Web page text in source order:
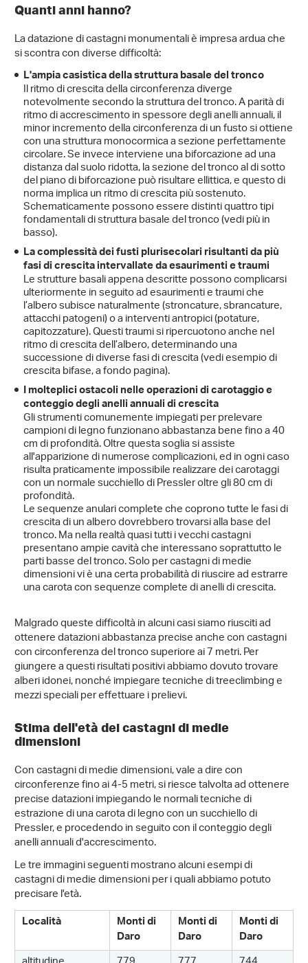
Quanti anni hanno?
La datazione di castagni monumentali è impresa ardua che
si scontra con diverse difficoltà:
L'ampia casistica della struttura basale del tronco
Il ritmo di crescita della circonferenza diverge
notevolmente secondo la struttura del tronco. A parità di
ritmo di accrescimento in spessore degli anelli annuali, il
minor incremento della circonferenza di un fusto si ottiene
con una struttura monocormica a sezione perfettamente
circolare. Se invece interviene una biforcazione ad una
distanza dal suolo ridotta, la sezione del tronco al di sotto
del piano di biforcazione può risultare ellittica, e questo di
norma implica un ritmo di crescita più sostenuto.
Schematicamente possono essere distinti quattro tipi
fondamentali di struttura basale del tronco (vedi più in
basso).
La complessità dei fusti plurisecolari risultanti da più
fasi di crescita intervallate da esaurimenti e traumi
Le strutture basali appena descritte possono complicarsi
ulteriormente in seguito ad esaurimenti e traumi che
l’albero subisce naturalmente (stroncature, sbrancature,
attacchi patogeni) o a interventi antropici (potature,
capitozzature). Questi traumi si ripercuotono anche nel
ritmo di crescita dell’albero, determinando una
successione di diverse fasi di crescita (vedi esempio di
crescita bifase, a fondo pagina).
I molteplici ostacoli nelle operazioni di carotaggio e
conteggio degli anelli annuali di crescita
Gli strumenti comunemente impiegati per prelevare
campioni di legno funzionano abbastanza bene fino a 40
cm di profondità. Oltre questa soglia si assiste
all'apparizione di numerose complicazioni, ed in ogni caso
risulta praticamente impossibile realizzare dei carotaggi
con un normale succhiello di Pressler oltre gli 80 cm di
profondità.
Le sequenze anulari complete che coprono tutte le fasi di
crescita di un albero dovrebbero trovarsi alla base del
tronco. Ma nella realtà quasi tutti i vecchi castagni
presentano ampie cavità che interessano soprattutto le
parti basse del tronco. Solo per castagni di medie
dimensioni vi è una certa probabilità di riuscire ad estrarre
una carota con sequenze complete di anelli di crescita.
Malgrado queste difficoltà in alcuni casi siamo riusciti ad
ottenere datazioni abbastanza precise anche con castagni
con circonferenza del tronco superiore ai 7 metri. Per
giungere a questi risultati positivi abbiamo dovuto trovare
alberi idonei, nonché impiegare tecniche di treeclimbing e
mezzi speciali per effettuare i prelievi.
Stima dell'età dei castagni di medie
dimensioni
Con castagni di medie dimensioni, vale a dire con
circonferenze fino ai 4-5 metri, si riesce talvolta ad ottenere
precise datazioni impiegando le normali tecniche di
estrazione di una carota di legno con un succhiello di
Pressler, e procedendo in seguito con il conteggio degli
anelli annuali d'accrescimento.
Le tre immagini seguenti mostrano alcuni esempi di
castagni di medie dimensioni per i quali abbiamo potuto
precisare l'età.
Località Monti di
Daro
Monti di
Daro
Monti di
Daro